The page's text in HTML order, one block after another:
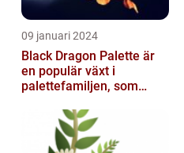
09 januari 2024
Black Dragon Palette är
en populär växt i
palettefamiljen, som
mörka, nästan sv...